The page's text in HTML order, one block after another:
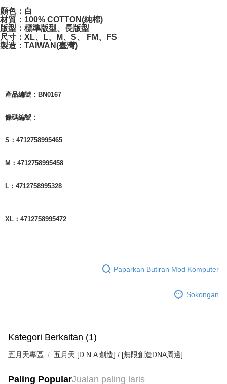
NT$1,000 atau lebih
宅配
NT$85/pesanan | Penghantaran percuma untuk pesanan
顏色：白
材質：100% COTTON(純棉)
版型：標準版型、長版型
尺寸：XL、L、M、S、 FM、FS
製造：TAIWAN(臺灣)
產品編號：BN0167
條碼編號：
S：4712758995465
M：4712758995458
L：4712758995328
XL：4712758995472
Paparkan Butiran Mod Komputer
Sokongan
Kategori Berkaitan (1)
五月天專區 五月天 [D.N.A 創造] / [無限創造DNA周邊]
Paling PopularJualan paling laris